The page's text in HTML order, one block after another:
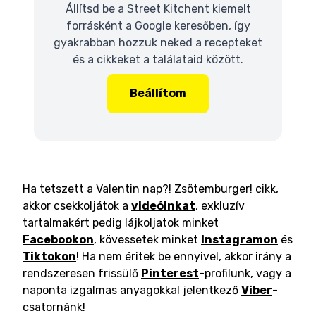
Állítsd be a Street Kitchent kiemelt
forrásként a Google keresőben, így
gyakrabban hozzuk neked a recepteket
és a cikkeket a találataid között.
Beállítom
Ha tetszett a Valentin nap?! Zsötemburger! cikk,
akkor csekkoljátok a videóinkat, exkluzív
tartalmakért pedig lájkoljatok minket
Facebookon, kövessetek minket Instagramon és
Tiktokon! Ha nem éritek be ennyivel, akkor irány a
rendszeresen frissülő Pinterest-profilunk, vagy a
naponta izgalmas anyagokkal jelentkező Viber-
csatornánk!